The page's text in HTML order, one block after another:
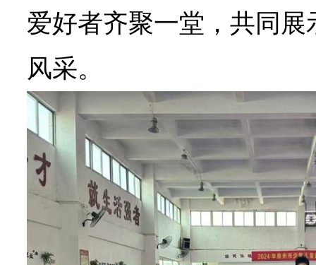
爱好者齐聚一堂，共同
风采。